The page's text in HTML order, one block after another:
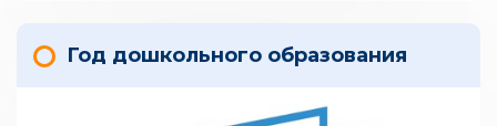
Год дошкольного образования